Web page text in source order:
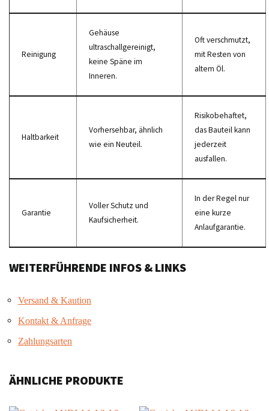
Reinigung
Gehäuse
ultraschallgereinigt,
keine Späne im
Inneren.
Oft verschmutzt,
mit Resten von
altem Öl.
Haltbarkeit
Vorhersehbar, ähnlich
wie ein Neuteil.
Risikobehaftet,
das Bauteil kann
jederzeit
ausfallen.
Garantie
Voller Schutz und
Kaufsicherheit.
In der Regel nur
eine kurze
Anlaufgarantie.
WEITERFÜHRENDE INFOS & LINKS
Versand & Kaution
Kontakt & Anfrage
Zahlungsarten
ÄHNLICHE PRODUKTE